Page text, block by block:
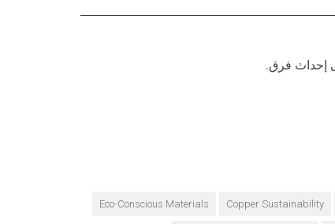
إحداث فرق.
Copper Sustainability
Eco-Conscious Materials